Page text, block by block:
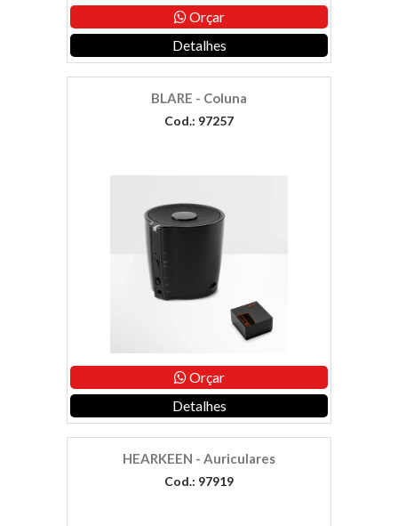
Orçar
Detalhes
BLARE - Coluna
Cod.: 97257
Orçar
Detalhes
HEARKEEN - Auriculares
Cod.: 97919